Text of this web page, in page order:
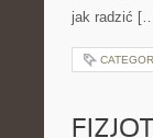
jak radzić